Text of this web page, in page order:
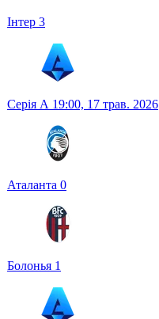
Інтер 3
Серія А 19:00, 17 трав. 2026
Аталанта 0
Болонья 1